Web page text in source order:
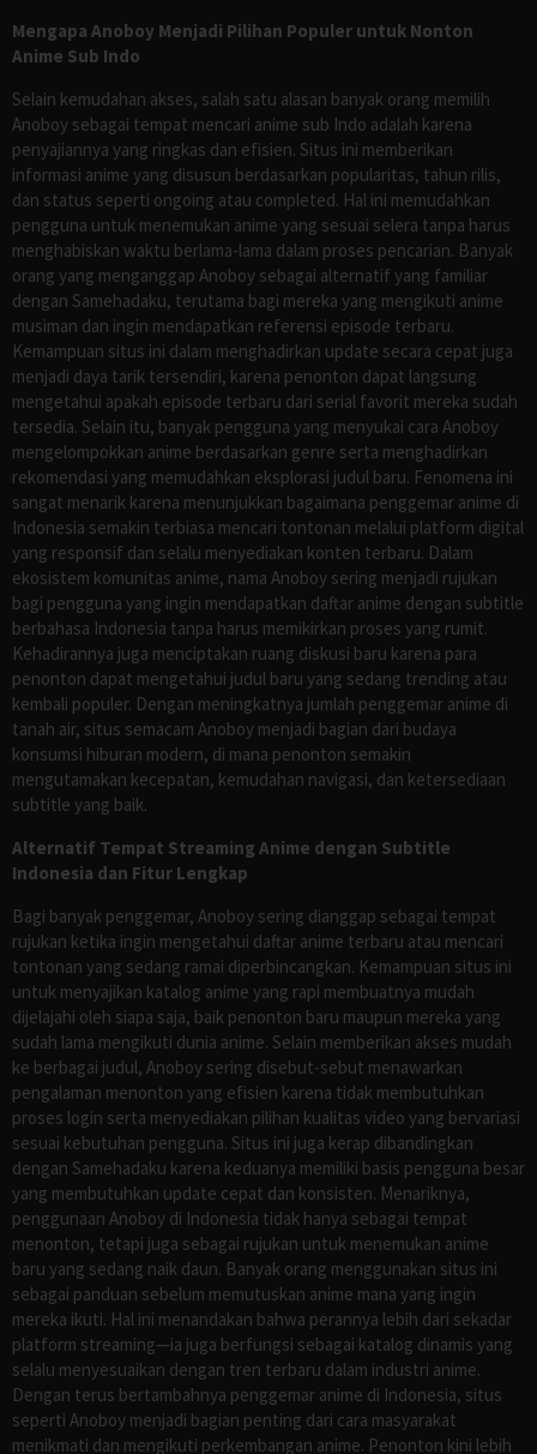
Mengapa Anoboy Menjadi Pilihan Populer untuk Nonton
Anime Sub Indo
Selain kemudahan akses, salah satu alasan banyak orang memilih
Anoboy sebagai tempat mencari anime sub Indo adalah karena
penyajiannya yang ringkas dan efisien. Situs ini memberikan
informasi anime yang disusun berdasarkan popularitas, tahun rilis,
dan status seperti ongoing atau completed. Hal ini memudahkan
pengguna untuk menemukan anime yang sesuai selera tanpa harus
menghabiskan waktu berlama-lama dalam proses pencarian. Banyak
orang yang menganggap Anoboy sebagai alternatif yang familiar
dengan Samehadaku, terutama bagi mereka yang mengikuti anime
musiman dan ingin mendapatkan referensi episode terbaru.
Kemampuan situs ini dalam menghadirkan update secara cepat juga
menjadi daya tarik tersendiri, karena penonton dapat langsung
mengetahui apakah episode terbaru dari serial favorit mereka sudah
tersedia. Selain itu, banyak pengguna yang menyukai cara Anoboy
mengelompokkan anime berdasarkan genre serta menghadirkan
rekomendasi yang memudahkan eksplorasi judul baru. Fenomena ini
sangat menarik karena menunjukkan bagaimana penggemar anime di
Indonesia semakin terbiasa mencari tontonan melalui platform digital
yang responsif dan selalu menyediakan konten terbaru. Dalam
ekosistem komunitas anime, nama Anoboy sering menjadi rujukan
bagi pengguna yang ingin mendapatkan daftar anime dengan subtitle
berbahasa Indonesia tanpa harus memikirkan proses yang rumit.
Kehadirannya juga menciptakan ruang diskusi baru karena para
penonton dapat mengetahui judul baru yang sedang trending atau
kembali populer. Dengan meningkatnya jumlah penggemar anime di
tanah air, situs semacam Anoboy menjadi bagian dari budaya
konsumsi hiburan modern, di mana penonton semakin
mengutamakan kecepatan, kemudahan navigasi, dan ketersediaan
subtitle yang baik.
Alternatif Tempat Streaming Anime dengan Subtitle
Indonesia dan Fitur Lengkap
Bagi banyak penggemar, Anoboy sering dianggap sebagai tempat
rujukan ketika ingin mengetahui daftar anime terbaru atau mencari
tontonan yang sedang ramai diperbincangkan. Kemampuan situs ini
untuk menyajikan katalog anime yang rapi membuatnya mudah
dijelajahi oleh siapa saja, baik penonton baru maupun mereka yang
sudah lama mengikuti dunia anime. Selain memberikan akses mudah
ke berbagai judul, Anoboy sering disebut-sebut menawarkan
pengalaman menonton yang efisien karena tidak membutuhkan
proses login serta menyediakan pilihan kualitas video yang bervariasi
sesuai kebutuhan pengguna. Situs ini juga kerap dibandingkan
dengan Samehadaku karena keduanya memiliki basis pengguna besar
yang membutuhkan update cepat dan konsisten. Menariknya,
penggunaan Anoboy di Indonesia tidak hanya sebagai tempat
menonton, tetapi juga sebagai rujukan untuk menemukan anime
baru yang sedang naik daun. Banyak orang menggunakan situs ini
sebagai panduan sebelum memutuskan anime mana yang ingin
mereka ikuti. Hal ini menandakan bahwa perannya lebih dari sekadar
platform streaming—ia juga berfungsi sebagai katalog dinamis yang
selalu menyesuaikan dengan tren terbaru dalam industri anime.
Dengan terus bertambahnya penggemar anime di Indonesia, situs
seperti Anoboy menjadi bagian penting dari cara masyarakat
menikmati dan mengikuti perkembangan anime. Penonton kini lebih